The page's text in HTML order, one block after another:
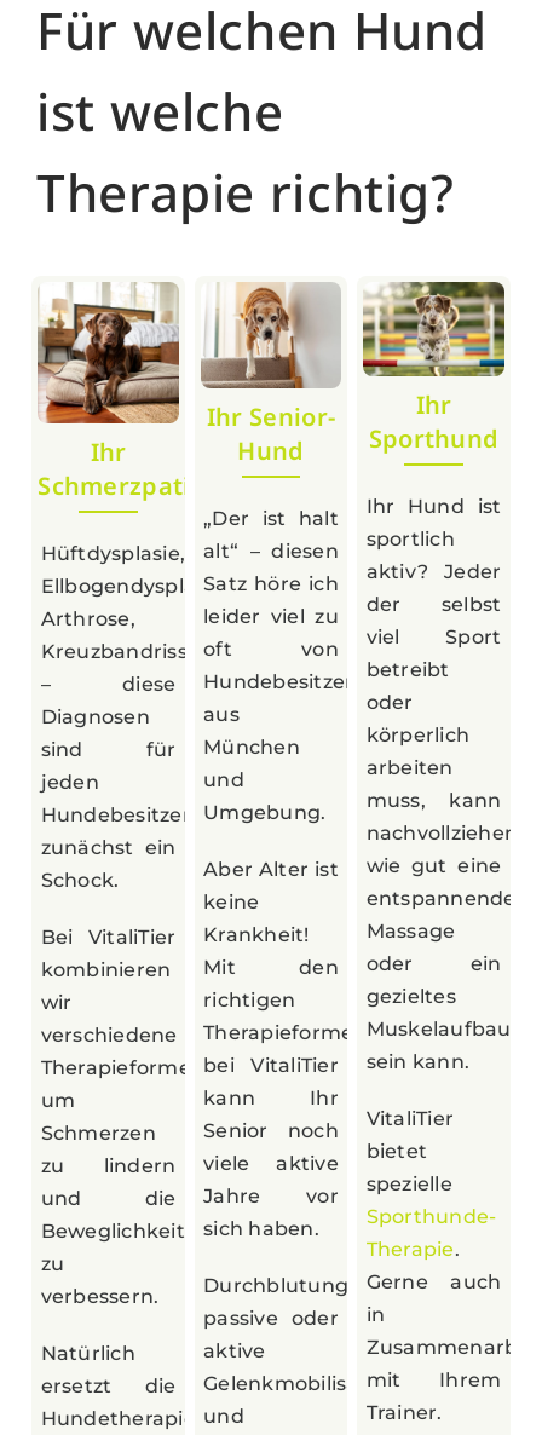
Für welchen Hund
ist welche
Therapie richtig?
Ihr
Schmerzpatienten
Hüftdysplasie,
Ellbogendysplasie,
Arthrose,
Kreuzbandriss
– diese
Diagnosen
sind für
jeden
Hundebesitzer
zunächst ein
Schock.
Bei VitaliTier
kombinieren
wir
verschiedene
Therapieformen,
um
Schmerzen
zu lindern
und die
Beweglichkeit
zu
verbessern.
Natürlich
ersetzt die
Hundetherapie
Ihr Senior-
Hund
„Der ist halt
alt“ – diesen
Satz höre ich
leider viel zu
oft von
Hundebesitzern
aus
München
und
Umgebung.
Aber Alter ist
keine
Krankheit!
Mit den
richtigen
Therapieformen
bei VitaliTier
kann Ihr
Senior noch
viele aktive
Jahre vor
sich haben.
Durchblutungsförderung,
passive oder
aktive
Gelenkmobilisation
und
Ihr
Sporthund
Ihr Hund ist
sportlich
aktiv? Jeder
der selbst
viel Sport
betreibt
oder
körperlich
arbeiten
muss, kann
nachvollziehen
wie gut eine
entspannende
Massage
oder ein
gezieltes
sein kann.
VitaliTier
bietet
spezielle
Sporthunde-
Therapie.
Gerne auch
in
mit Ihrem
Trainer.